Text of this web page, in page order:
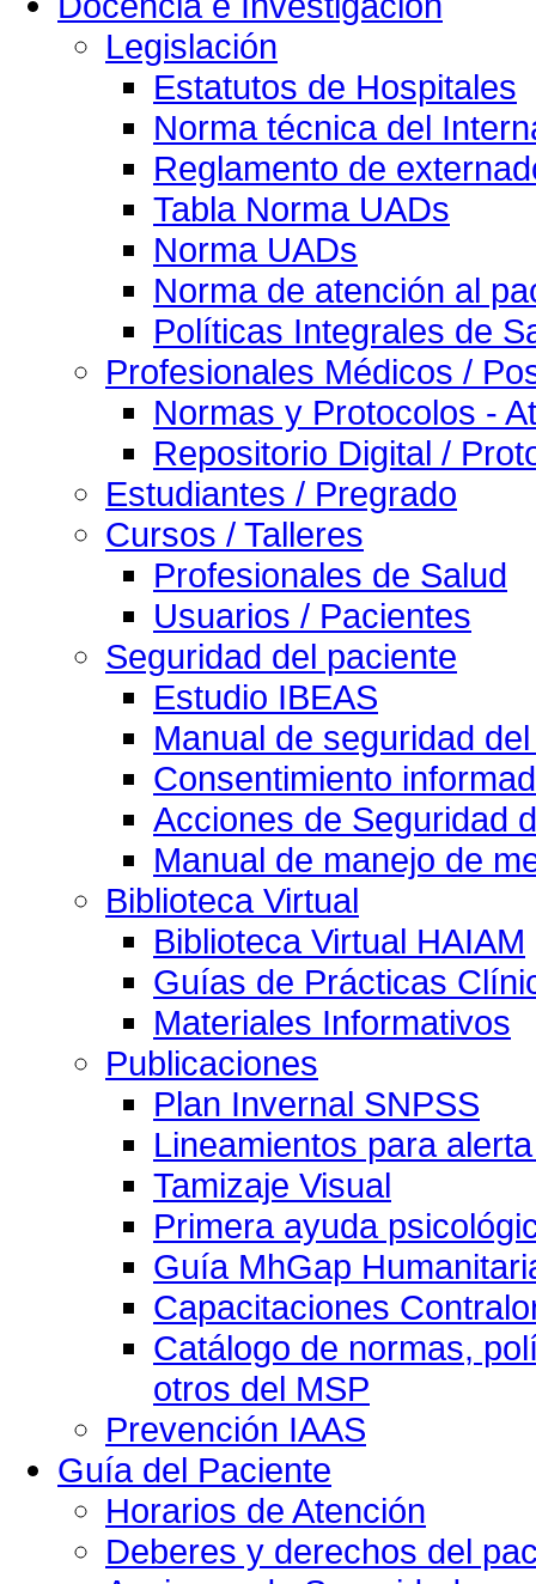
Legislación
Estatutos de Hospitales
Norma técnica del
Reglamento de
Tabla Norma UADs
Norma UADs
Norma de atención al
Políticas Integrales de
Profesionales Médicos /
Normas y Protocolos -
Repositorio Digital /
Estudiantes / Pregrado
Cursos / Talleres
Profesionales de Salud
Usuarios / Pacientes
Seguridad del paciente
Estudio IBEAS
Manual de seguridad
Consentimiento
Acciones de Seguridad
Manual de manejo de
Biblioteca Virtual
Biblioteca Virtual HAIAM
Guías de Prácticas
Materiales Informativos
Publicaciones
Plan Invernal SNPSS
Lineamientos para
Tamizaje Visual
Primera ayuda
Guía MhGap
Capacitaciones
Catálogo de normas,
otros del MSP
Prevención IAAS
Guía del Paciente
Horarios de Atención
Deberes y derechos del